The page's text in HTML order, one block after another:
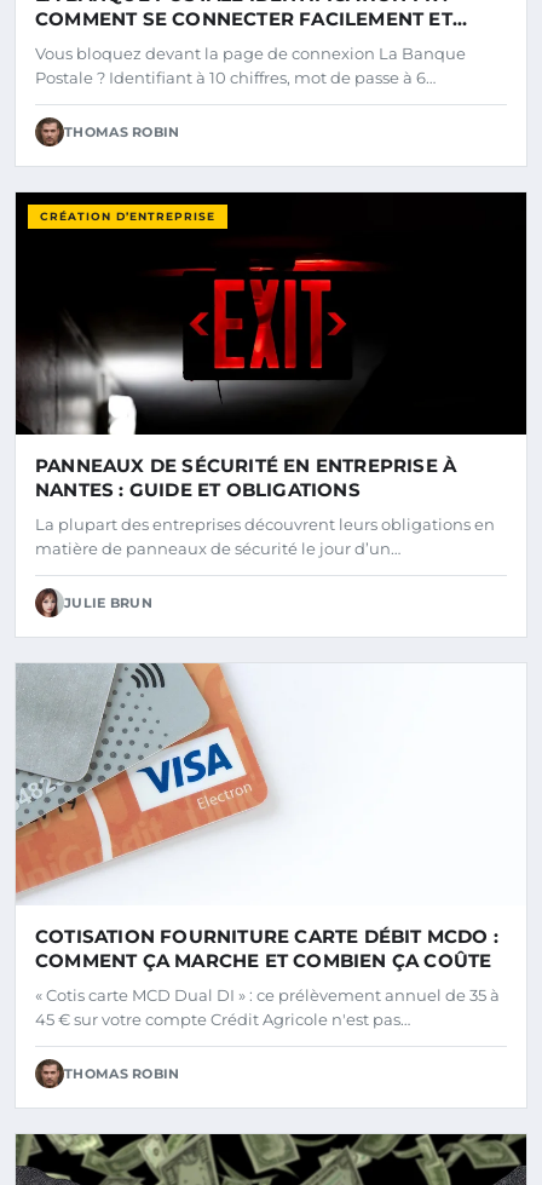
COMMENT SE CONNECTER FACILEMENT ET
SÉCURISER SON COMPTE
Vous bloquez devant la page de connexion La Banque
Postale ? Identifiant à 10 chiffres, mot de passe à 6…
THOMAS ROBIN
CRÉATION D’ENTREPRISE
PANNEAUX DE SÉCURITÉ EN ENTREPRISE À
NANTES : GUIDE ET OBLIGATIONS
La plupart des entreprises découvrent leurs obligations en
matière de panneaux de sécurité le jour d’un…
JULIE BRUN
COTISATION FOURNITURE CARTE DÉBIT MCDO :
COMMENT ÇA MARCHE ET COMBIEN ÇA COÛTE
« Cotis carte MCD Dual DI » : ce prélèvement annuel de 35 à
45 € sur votre compte Crédit Agricole n'est pas…
THOMAS ROBIN